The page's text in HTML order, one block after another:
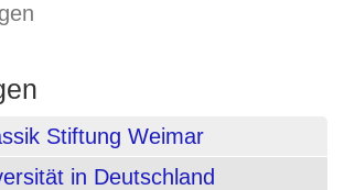
Stiftung Weimar
in Deutschland